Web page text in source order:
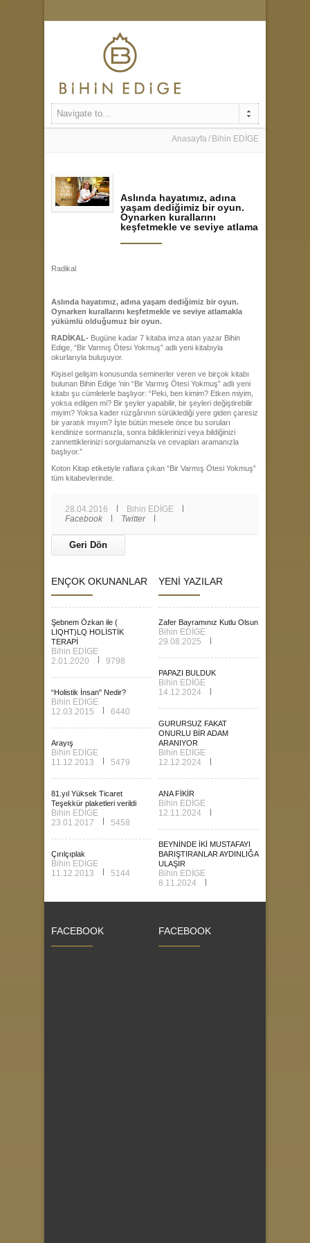
Navigate to...
Anasayfa Bihin EDİGE
Aslında hayatımız, adına
yaşam dediğimiz bir oyun.
Oynarken kurallarını
keşfetmekle ve seviye atlama
Radikal
Aslında hayatımız, adına yaşam dediğimiz bir oyun.
Oynarken kurallarını keşfetmekle ve seviye atlamakla
yükümlü olduğumuz bir oyun.
RADİKAL- Bugüne kadar 7 kitaba imza atan yazar Bihin
Edige, “Bir Varmış Ötesi Yokmuş” adlı yeni kitabıyla
okurlarıyla buluşuyor.
Kişisel gelişim konusunda seminerler veren ve birçok kitabı
bulunan Bihin Edige ’nin “Bir Varmış Ötesi Yokmuş” adlı yeni
kitabı şu cümlelerle başlıyor: “Peki, ben kimim? Etken miyim,
yoksa edilgen mi? Bir şeyler yapabilir, bir şeyleri değiştirebilir
miyim? Yoksa kader rüzgârının sürüklediği yere giden çaresiz
bir yaratık mıyım? İşte bütün mesele önce bu soruları
kendinize sormanızla, sonra bildiklerinizi veya bildiğinizi
zannettiklerinizi sorgulamanızla ve cevapları aramanızla
başlıyor.”
Koton Kitap etiketiyle raflara çıkan “Bir Varmış Ötesi Yokmuş”
tüm kitabevlerinde.
28.04.2016
Bihin EDİGE
Facebook
Twitter
Geri Dön
ENÇOK OKUNANLAR
Şebnem Özkan ile (
LIQHT)LQ HOLİSTİK
TERAPİ
Bihin EDİGE
2.01.2020
9798
“Holistik İnsan" Nedir?
Bihin EDİGE
12.03.2015
6440
Arayış
Bihin EDİGE
11.12.2013
5479
81.yıl Yüksek Ticaret
Teşekkür plaketleri verildi
Bihin EDİGE
23.01.2017
5458
Çırılçıplak
Bihin EDİGE
11.12.2013
5144
YENİ YAZILAR
Zafer Bayramınız Kutlu Olsun
Bihin EDİGE
29.08.2025
PAPAZI BULDUK
Bihin EDİGE
14.12.2024
GURURSUZ FAKAT
ONURLU BİR ADAM
ARANIYOR
Bihin EDİGE
12.12.2024
ANA FİKİR
Bihin EDİGE
12.11.2024
BEYNİNDE İKİ MUSTAFAYI
BARIŞTIRANLAR AYDINLIĞA
ULAŞIR
Bihin EDİGE
8.11.2024
FACEBOOK FACEBOOK